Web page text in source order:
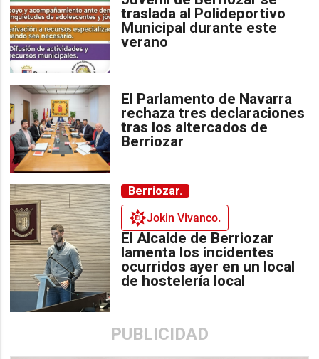
traslada al Polideportivo
Municipal durante este
verano
El Parlamento de Navarra
rechaza tres declaraciones
tras los altercados de
Berriozar
Berriozar.
Jokin Vivanco.
El Alcalde de Berriozar
lamenta los incidentes
ocurridos ayer en un local
de hostelería local
PUBLICIDAD